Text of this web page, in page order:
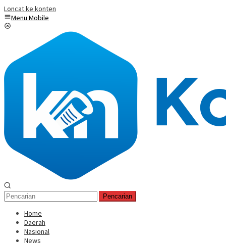
Loncat ke konten
Menu Mobile
Pencarian
Home
Daerah
Nasional
News